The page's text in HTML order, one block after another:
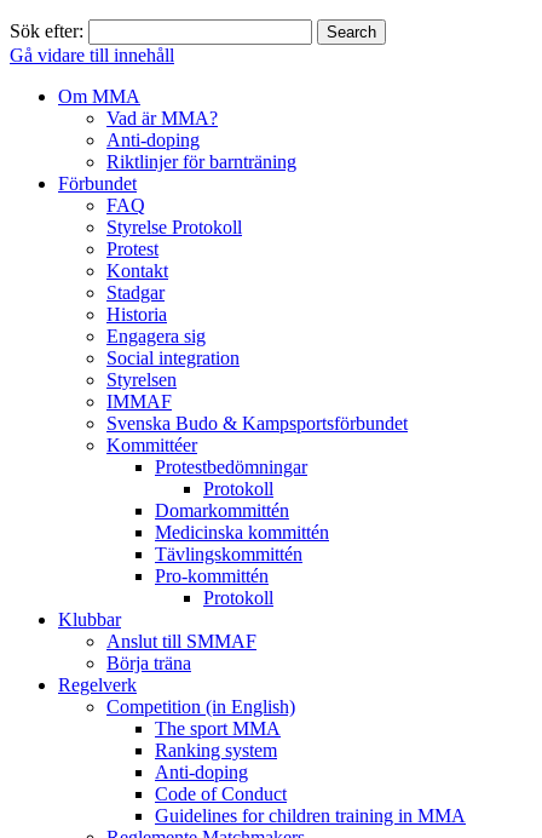
Sök efter:
Gå vidare till innehåll
Om MMA
Vad är MMA?
Anti-doping
Riktlinjer för barnträning
Förbundet
FAQ
Styrelse Protokoll
Protest
Kontakt
Stadgar
Historia
Engagera sig
Social integration
Styrelsen
IMMAF
Svenska Budo & Kampsportsförbundet
Kommittéer
Protestbedömningar
Protokoll
Domarkommittén
Medicinska kommittén
Tävlingskommittén
Pro-kommittén
Protokoll
Klubbar
Anslut till SMMAF
Börja träna
Regelverk
Competition (in English)
The sport MMA
Ranking system
Anti-doping
Code of Conduct
Guidelines for children training in MMA